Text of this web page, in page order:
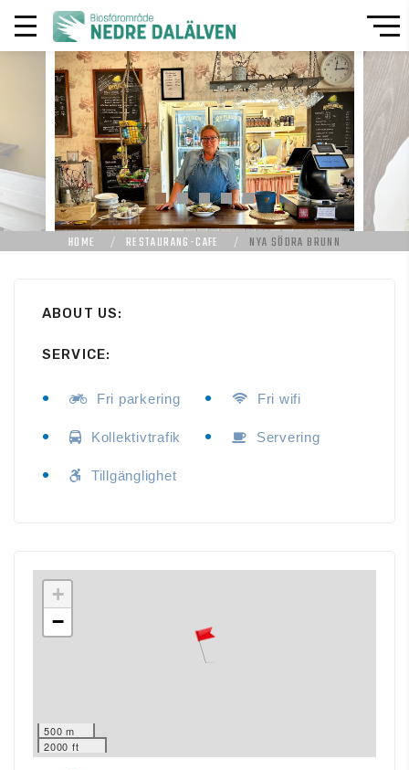
HOME RESTAURANG-CAFE NYA SÖDRA BRUNN
ABOUT US:
SERVICE:
Fri parkering Fri wifi
Kollektivtrafik Servering
Tillgänglighet
+
−
500 m
2000 ft